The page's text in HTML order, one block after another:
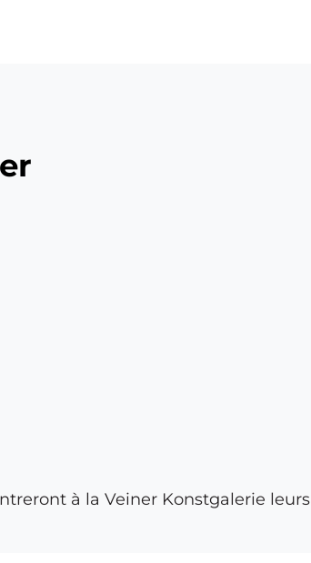
à la Veiner Konstgalerie leurs